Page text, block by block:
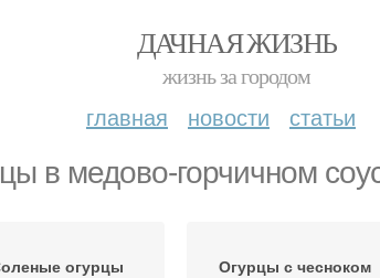
ДАЧНАЯ ЖИЗНЬ
жизнь за городом
главная новости статьи
в медово-горчичном
огурцы Огурцы с чесноком